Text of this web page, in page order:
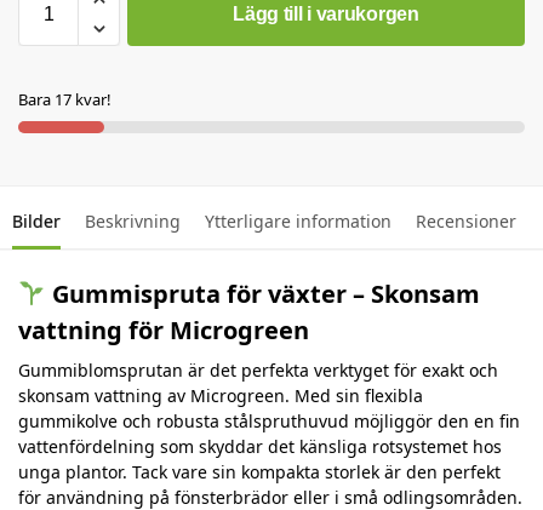
Lägg till i varukorgen
Bara 17 kvar!
Bilder Beskrivning Ytterligare information Recensioner
Gummispruta för växter – Skonsam
vattning för Microgreen
Gummiblomsprutan är det perfekta verktyget för exakt och
skonsam vattning av Microgreen. Med sin flexibla
gummikolve och robusta stålspruthuvud möjliggör den en fin
vattenfördelning som skyddar det känsliga rotsystemet hos
unga plantor. Tack vare sin kompakta storlek är den perfekt
för användning på fönsterbrädor eller i små odlingsområden.